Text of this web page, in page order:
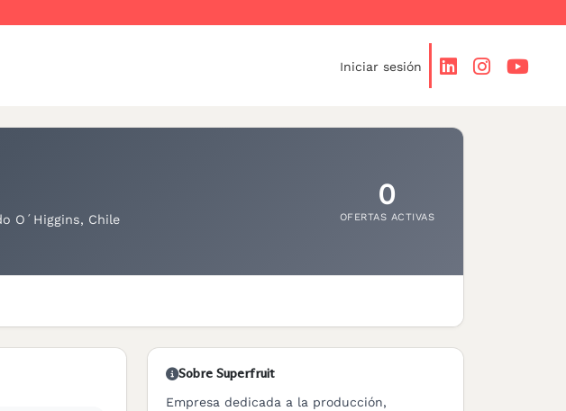
Iniciar sesión
O´Higgins, Chile
0
OFERTAS ACTIVAS
Sobre Superfruit
Empresa dedicada a la producción,